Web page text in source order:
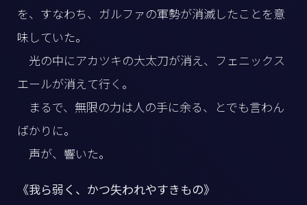
を、すなわち、ガルファの軍勢が消滅したことを意
味していた。
光の中にアカツキの大太刀が消え、フェニックス
エールが消えて行く。
まるで、無限の力は人の手に余る、とでも言わん
ばかりに。
声が、響いた。
《我ら弱く、かつ失われやすきもの》